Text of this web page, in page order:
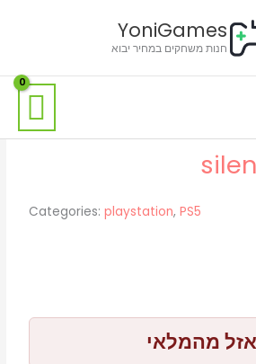
YoniGames
חנות משחקים במחיר יבוא
Categories: playstation,PS5
אזל מהמלאי